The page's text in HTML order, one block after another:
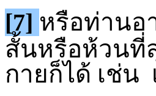
[7] หรือท่านอ
สั้นหรือห้วนที่
กายก็ได้ เช่น